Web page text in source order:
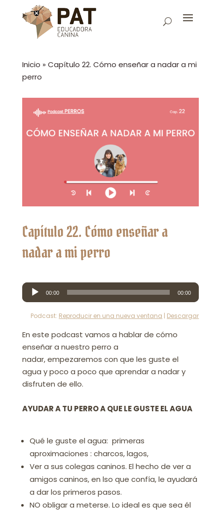
Inicio » Capítulo 22. Cómo enseñar a nadar a mi
perro
Capítulo 22. Cómo enseñar a
nadar a mi perro
Reproductor
de
audio
00:00 00:00
Podcast: Reproducir en una nueva ventana | Descargar
En este podcast vamos a hablar de cómo
enseñar a nuestro perro a
nadar, empezaremos con que les guste el
agua y poco a poco que aprendar a nadar y
disfruten de ello.
AYUDAR A TU PERRO A QUE LE GUSTE EL AGUA
Qué le guste el agua: primeras
aproximaciones : charcos, lagos,
Ver a sus colegas caninos. El hecho de ver a
amigos caninos, en lso que confía, le ayudará
a dar los primeros pasos.
NO obligar a meterse. Lo ideal es que sea él